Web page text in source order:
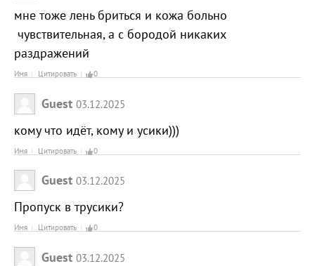
мне тоже лень бриться и кожа больно
чувствительная, а с бородой никаких
раздражений
Имя Цитировать 0
Guest 03.12.2025
кому что идёт, кому и усики)))
Имя Цитировать 0
Guest 03.12.2025
Пропуск в трусики?
Имя Цитировать 0
Guest 03.12.2025